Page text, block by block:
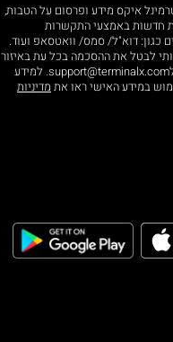
איקס מידע ופרסום על הטבות,
חדשות באמצעי התקשרות
כגון: דוא"ל/ סמס/ וואטסאפ ועוד.
לבטל את ההסכמה בכל עת באיזור
האישי או בפנייה לsupport@terminalx.com. למידע
במידע האישי ראו את מדיניות